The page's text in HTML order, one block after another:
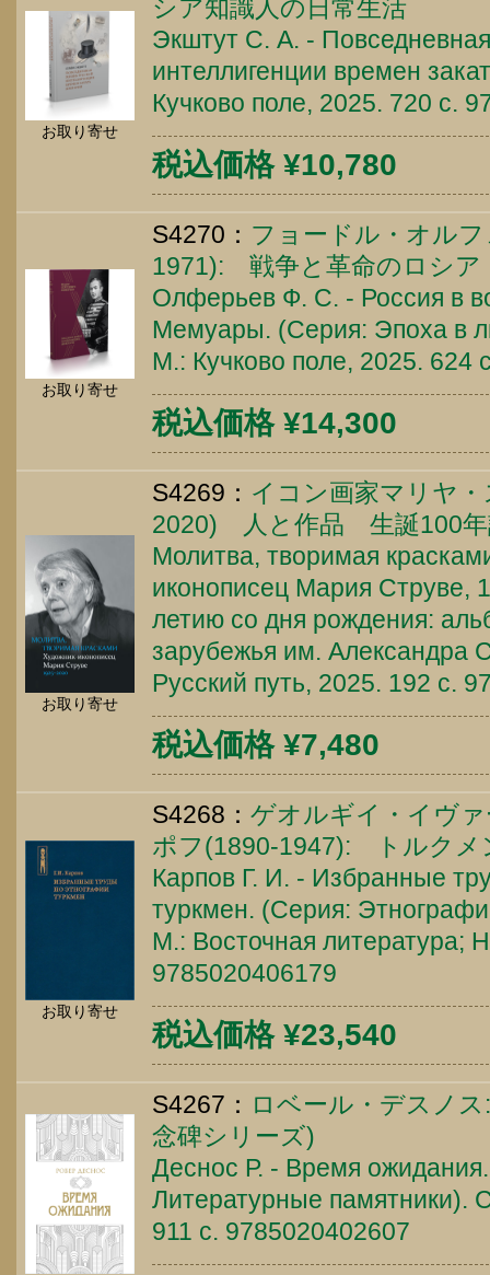
お取り寄せ
シア知識人の日常生活
Экштут С. А. -
интеллигенции времен
Кучково поле, 2025. 720 c.
税込価格 ¥10,780
お取り寄せ
S4270： フョードル・オル
1971): 戦争と革命のロシ
Олферьев Ф. С. - Россия в
Мемуары. (Серия: Эпоха в
М.: Кучково поле, 2025. 624
税込価格 ¥14,300
お取り寄せ
S4269： イコン画家マリヤ
2020) 人と作品 生誕100年
Молитва, творимая
иконописец Мария Струве,
летию со дня рождения:
зарубежья им. Александра
Русский путь, 2025. 192 c.
税込価格 ¥7,480
お取り寄せ
S4268： ゲオルギイ・イヴ
ポフ(1890-1947): トルクメ
Карпов Г. И. - Избранные
туркмен. (Серия:
М.: Восточная литература;
9785020406179
税込価格 ¥23,540
S4267： ロベール・デスノ
念碑シリーズ)
Деснос Р. - Время
Литературные памятники).
911 c. 9785020402607